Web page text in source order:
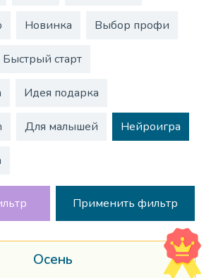
Новинка Выбор профи
Быстрый старт
Идея подарка
Для малышей Нейроигра
Осень